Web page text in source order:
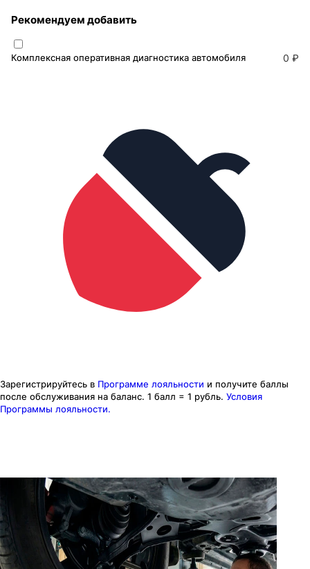
Рекомендуем добавить
Комплексная оперативная диагностика автомобиля 0 ₽
Зарегистрируйтесь в Программе лояльности и получите баллы
после обслуживания на баланс. 1 балл = 1 рубль. Условия
Программы лояльности.